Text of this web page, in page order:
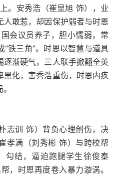
。安秀浩（崔显旭 饰），业
敢惹，却因保护弱者与时恩
会议员养子，胆小懦弱，常
铁三角”。时恩以智慧与道具
渐硬气，三人联手掀翻全英
化，害秀浩重伤，时恩内疚
志训 饰）背负心理创伤，决
孝满（刘秀彬 饰）与跨校帮
勾结，逼迫跑腿学生徐俊泰
，时恩再度卷入暴力漩涡。